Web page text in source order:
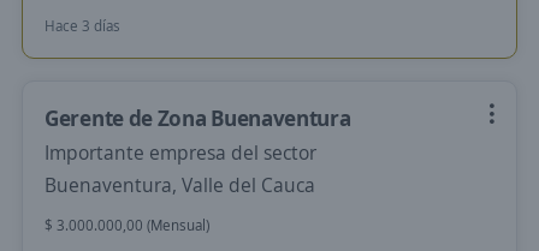
Hace 3 días
Gerente de Zona Buenaventura
Importante empresa del sector
Buenaventura, Valle del Cauca
$ 3.000.000,00 (Mensual)